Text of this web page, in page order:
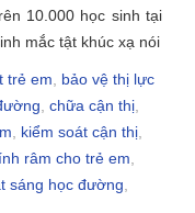
10.000 học sinh tại
mắc tật khúc xạ nói
trẻ em
bảo vệ thị lực
chữa cận thị
kiểm soát cận thị
râm cho trẻ em
sáng học đường